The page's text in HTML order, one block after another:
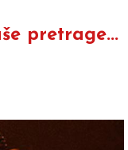
pretrage...